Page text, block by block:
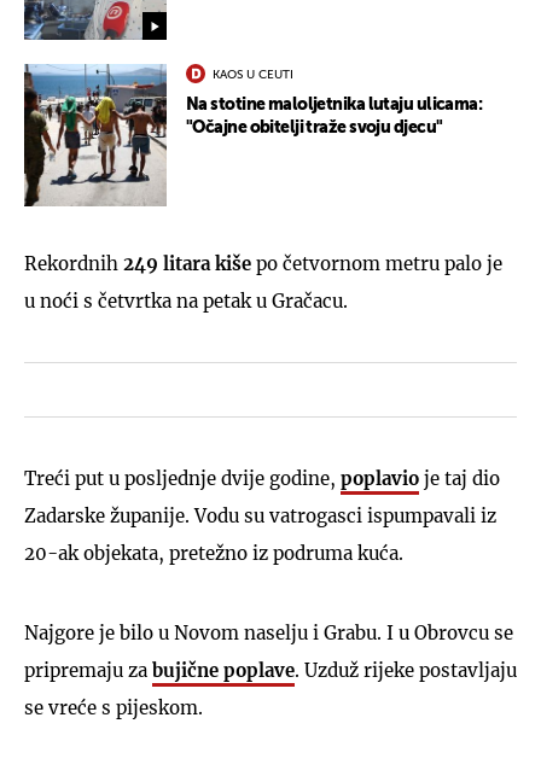
KAOS U CEUTI
Na stotine maloljetnika lutaju ulicama:
"Očajne obitelji traže svoju djecu"
Rekordnih 249 litara kiše po četvornom metru palo je
u noći s četvrtka na petak u Gračacu.
Treći put u posljednje dvije godine, poplavio je taj dio
Zadarske županije. Vodu su vatrogasci ispumpavali iz
20-ak objekata, pretežno iz podruma kuća.
Najgore je bilo u Novom naselju i Grabu. I u Obrovcu se
pripremaju za bujične poplave. Uzduž rijeke postavljaju
se vreće s pijeskom.